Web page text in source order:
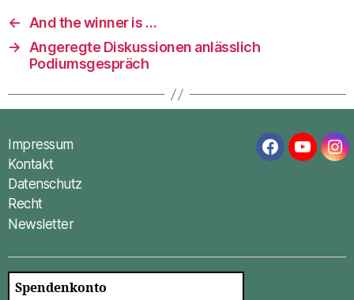
← And the winner is …
→ Angeregte Diskussionen anlässlich
Podiumsgespräch
Impressum
Kontakt
Datenschutz
Recht
Newsletter
Facebook
Spendenkonto